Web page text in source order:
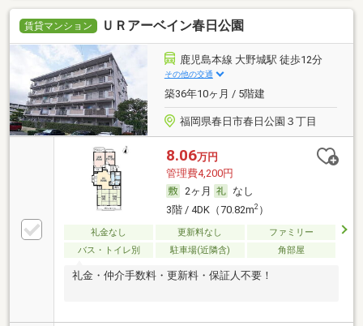
賃貸マンション ＵＲアーベイン春日公園
鹿児島本線 大野城駅 徒歩12分
その他の交通
築36年10ヶ月 / 5階建
福岡県春日市春日公園３丁目
8.06万円
管理費4,200円
2ヶ月
なし
3階 / 4DK（70.82m2）
礼金なし 更新料なし
ファミリー
バス・トイレ別
駐車場(近隣含) 角部屋
礼金・仲介手数料・更新料・保証人不要！